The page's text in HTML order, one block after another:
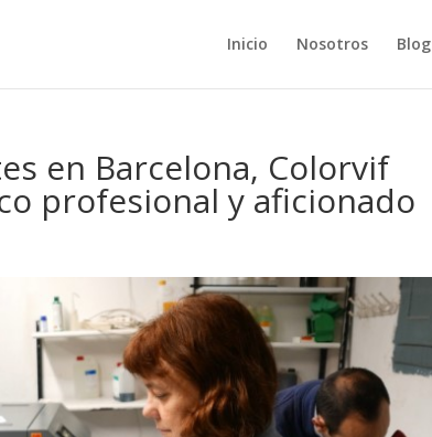
Inicio Nosotros Blog
en Barcelona, Colorvif
profesional y aficionado